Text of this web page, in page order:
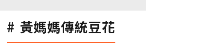
黃媽媽傳統豆花